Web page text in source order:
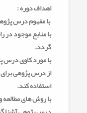
اهداف دوره :
با مفهوم درس
با منابع موجود در
گردد.
با مورد کاوی
از درس پژوهی
استفاده کند.
با روش های